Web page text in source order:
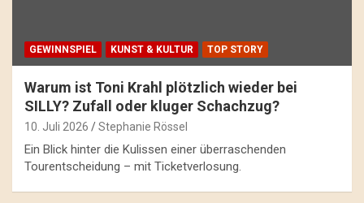
GEWINNSPIEL KUNST & KULTUR TOP STORY
Warum ist Toni Krahl plötzlich wieder bei
SILLY? Zufall oder kluger Schachzug?
10. Juli 2026 Stephanie Rössel
Ein Blick hinter die Kulissen einer überraschenden
Tourentscheidung – mit Ticketverlosung.